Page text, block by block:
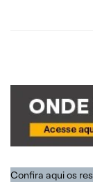
Confira aqui os